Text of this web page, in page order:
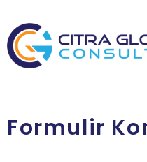
Formulir